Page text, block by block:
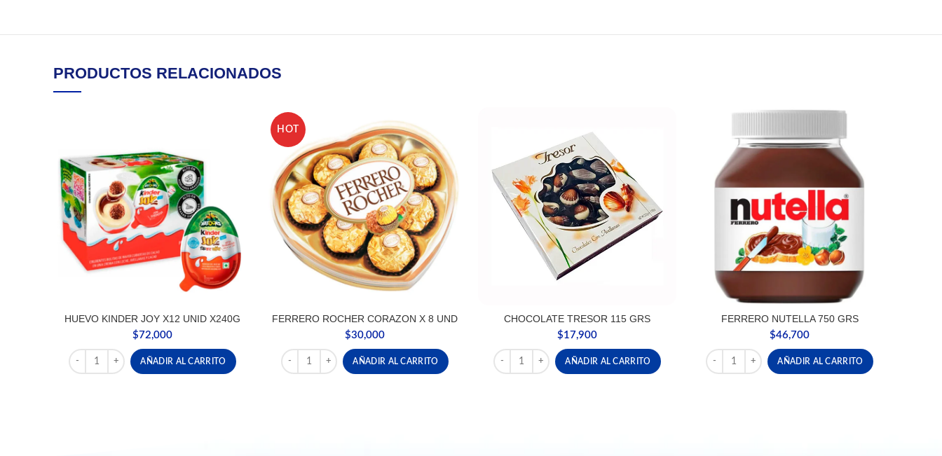
PRODUCTOS RELACIONADOS
HUEVO KINDER JOY X12 UNID X240G
$72,000
HUEVO KINDER JOY X12 UNID X240G cantidad
AÑADIR AL CARRITO
HOT
FERRERO ROCHER CORAZON X 8 UND
$30,000
FERRERO ROCHER CORAZON X 8 UND cantidad
AÑADIR AL CARRITO
CHOCOLATE TRESOR 115 GRS
$17,900
CHOCOLATE TRESOR 115 GRS cantidad
AÑADIR AL CARRITO
FERRERO NUTELLA 750 GRS
$46,700
FERRERO NUTELLA 750 GRS cantidad
AÑADIR AL CARRITO